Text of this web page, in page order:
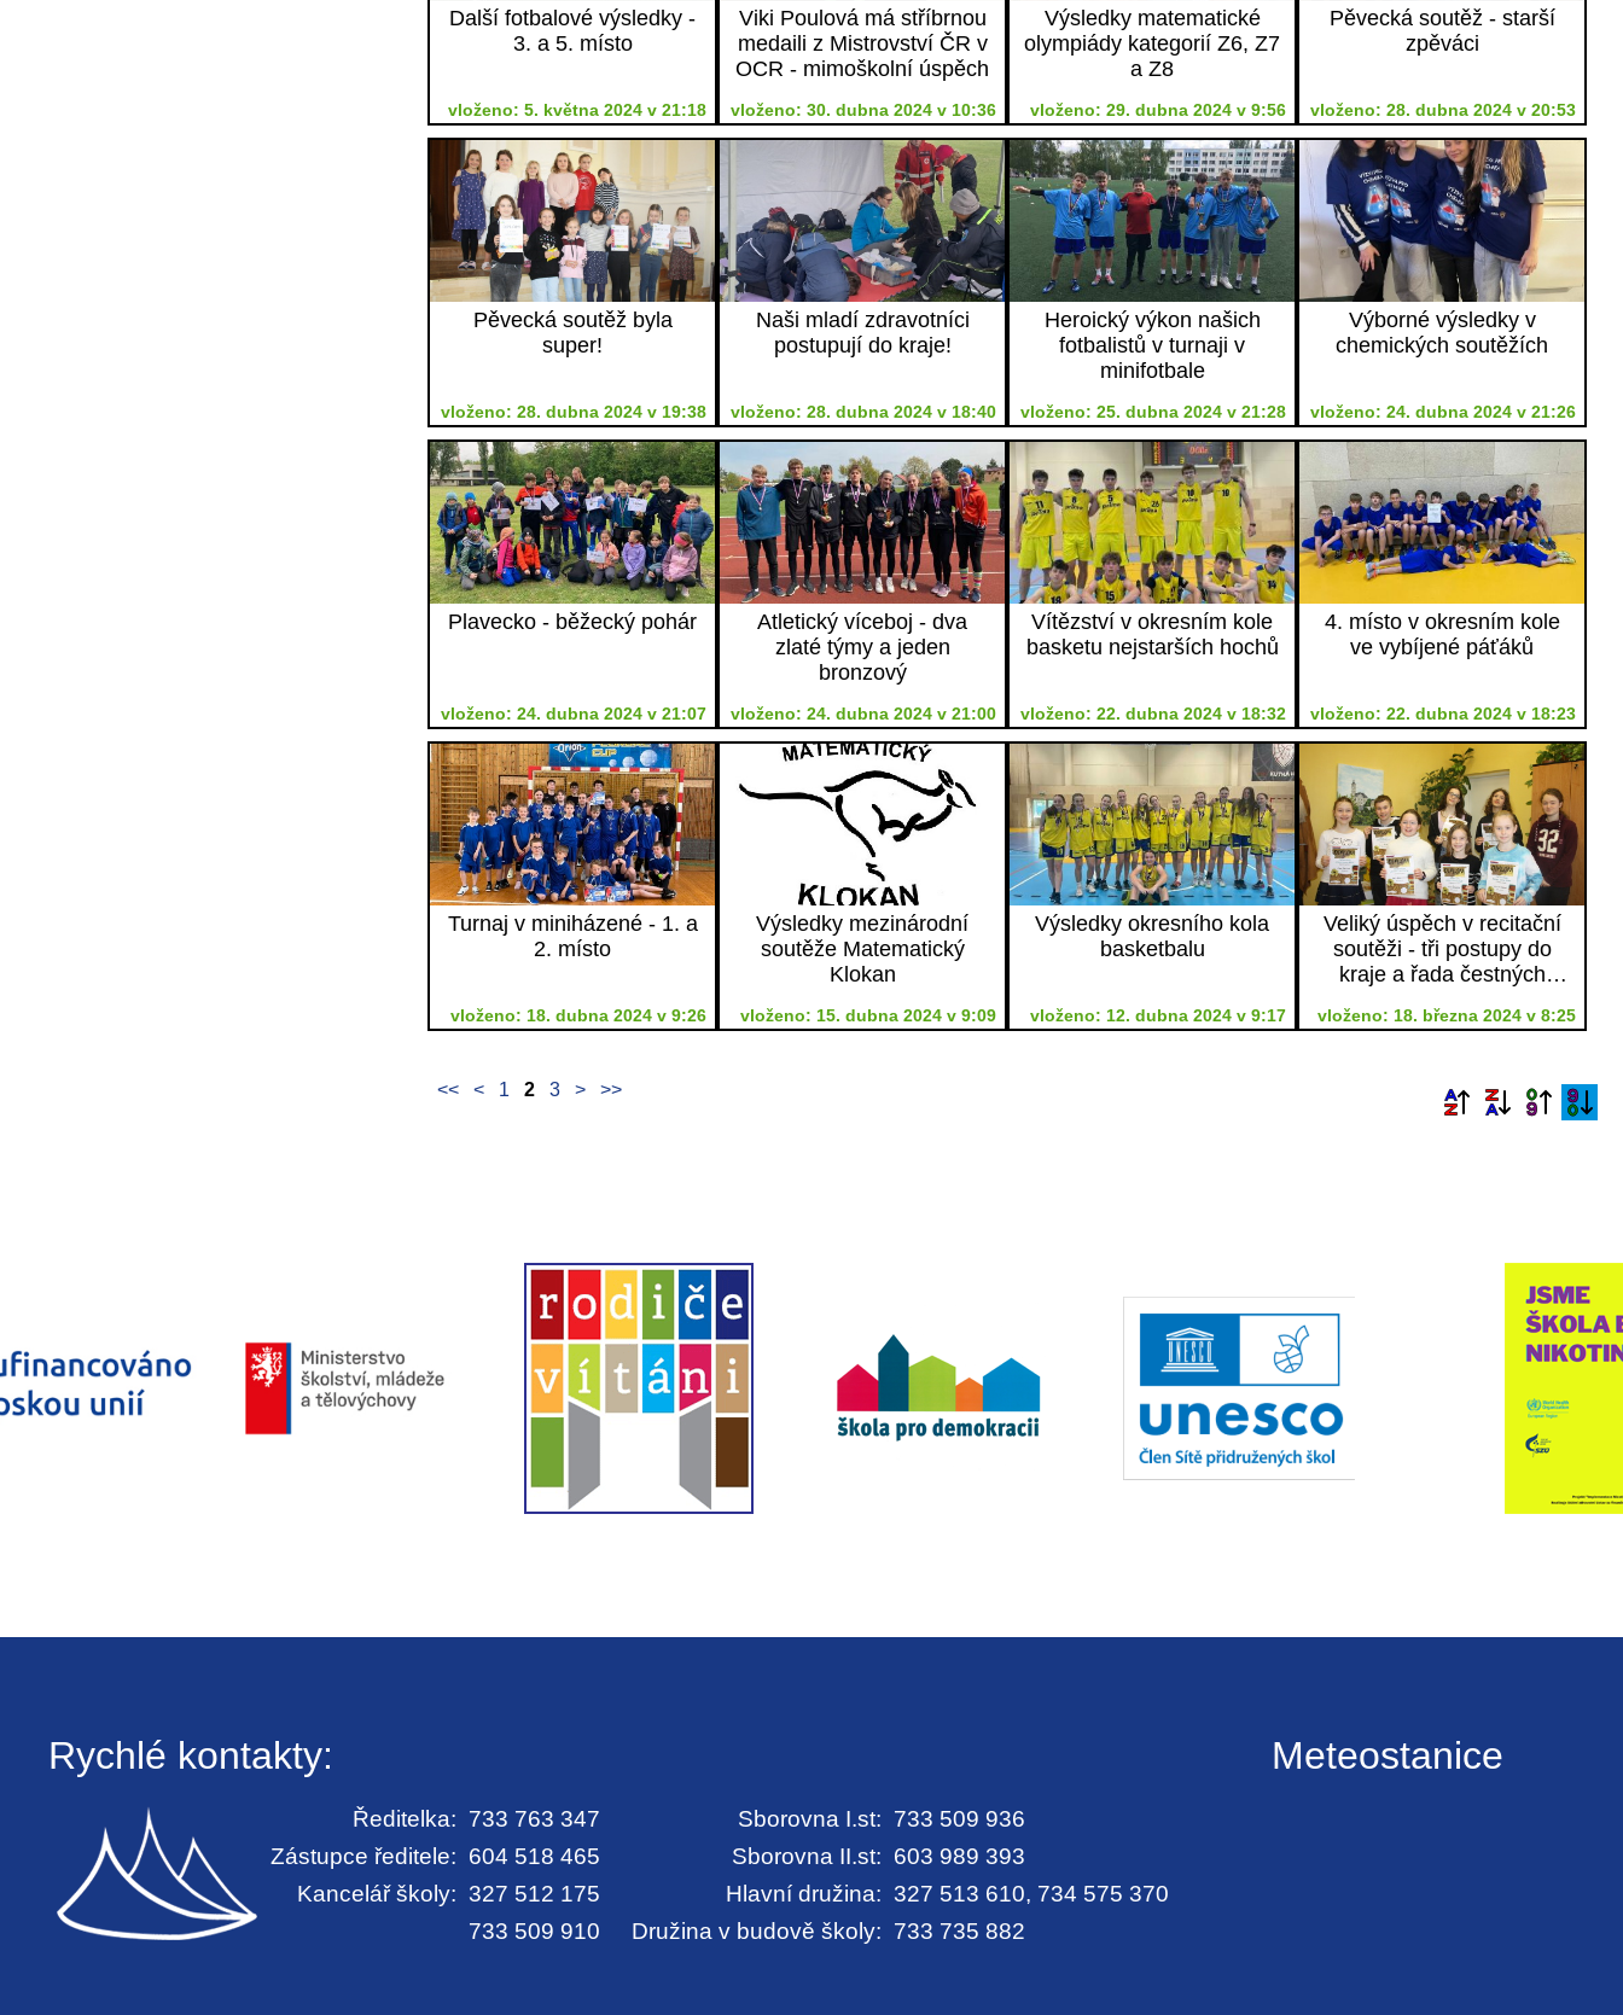
Další fotbalové výsledky -
3. a 5. místo
vloženo: 5. května 2024 v 21:18
Viki Poulová má stříbrnou
medaili z Mistrovství ČR v
OCR - mimoškolní úspěch
vloženo: 30. dubna 2024 v 10:36
Výsledky matematické
olympiády kategorií Z6, Z7
a Z8
vloženo: 29. dubna 2024 v 9:56
Pěvecká soutěž - starší
zpěváci
vloženo: 28. dubna 2024 v 20:53
Pěvecká soutěž byla
super!
vloženo: 28. dubna 2024 v 19:38
Naši mladí zdravotníci
postupují do kraje!
vloženo: 28. dubna 2024 v 18:40
Heroický výkon našich
fotbalistů v turnaji v
minifotbale
vloženo: 25. dubna 2024 v 21:28
Výborné výsledky v
chemických soutěžích
vloženo: 24. dubna 2024 v 21:26
Plavecko - běžecký pohár
vloženo: 24. dubna 2024 v 21:07
Atletický víceboj - dva
zlaté týmy a jeden
bronzový
vloženo: 24. dubna 2024 v 21:00
Vítězství v okresním kole
basketu nejstarších hochů
vloženo: 22. dubna 2024 v 18:32
4. místo v okresním kole
ve vybíjené páťáků
vloženo: 22. dubna 2024 v 18:23
Turnaj v miniházené - 1. a
2. místo
vloženo: 18. dubna 2024 v 9:26
Výsledky mezinárodní
soutěže Matematický
Klokan
vloženo: 15. dubna 2024 v 9:09
Výsledky okresního kola
basketbalu
vloženo: 12. dubna 2024 v 9:17
Veliký úspěch v recitační
soutěži - tři postupy do
kraje a řada čestných
vloženo: 18. března 2024 v 8:25
<< < 1 2 3 > >>
Rychlé kontakty:
Ředitelka: 733 763 347 Sborovna I.st: 733 509 936
Zástupce ředitele: 604 518 465 Sborovna II.st: 603 989 393
Kancelář školy: 327 512 175 Hlavní družina: 327 513 610, 734 575 370
733 509 910
Družina v budově školy: 733 735 882
Meteostanice